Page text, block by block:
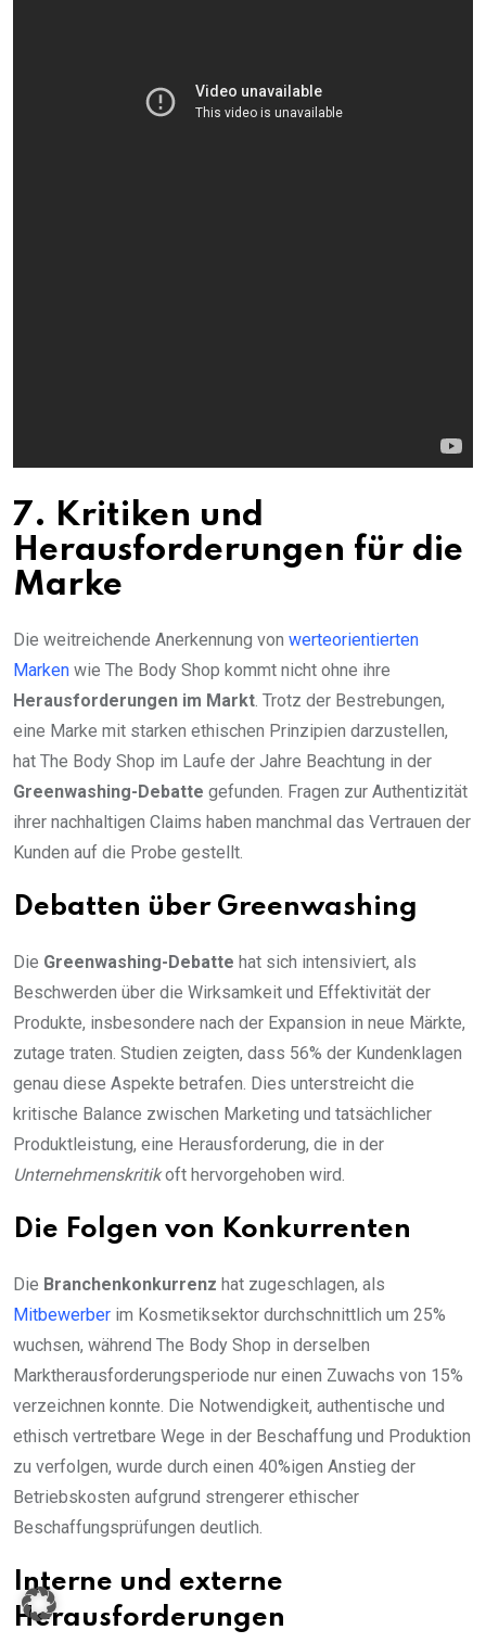
7. Kritiken und
Herausforderungen für die
Marke
Die weitreichende Anerkennung von werteorientierten
Marken wie The Body Shop kommt nicht ohne ihre
Herausforderungen im Markt . Trotz der Bestrebungen,
eine Marke mit starken ethischen Prinzipien darzustellen,
hat The Body Shop im Laufe der Jahre Beachtung in der
Greenwashing-Debatte gefunden. Fragen zur Authentizität
ihrer nachhaltigen Claims haben manchmal das Vertrauen der
Kunden auf die Probe gestellt.
Debatten über Greenwashing
Die Greenwashing-Debatte hat sich intensiviert, als
Beschwerden über die Wirksamkeit und Effektivität der
Produkte, insbesondere nach der Expansion in neue Märkte,
zutage traten. Studien zeigten, dass 56% der Kundenklagen
genau diese Aspekte betrafen. Dies unterstreicht die
kritische Balance zwischen Marketing und tatsächlicher
Produktleistung, eine Herausforderung, die in der
Unternehmenskritikoft hervorgehoben wird.
Die Folgen von Konkurrenten
Die Branchenkonkurrenz hat zugeschlagen, als
Mitbewerber im Kosmetiksektor durchschnittlich um 25%
wuchsen, während The Body Shop in derselben
Marktherausforderungsperiode nur einen Zuwachs von 15%
verzeichnen konnte. Die Notwendigkeit, authentische und
ethisch vertretbare Wege in der Beschaffung und Produktion
zu verfolgen, wurde durch einen 40%igen Anstieg der
Betriebskosten aufgrund strengerer ethischer
Beschaffungsprüfungen deutlich.
Interne und externe
Herausforderungen